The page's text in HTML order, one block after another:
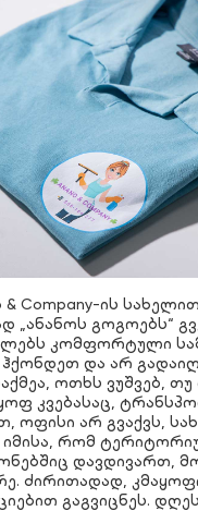
& Company-ის
„ანანოს გოგოებს“
კომფორტული
და არ
ოთხს ვუშვებ,
კვებასაც,
ოფისი არ გვაქვს,
იმისა, რომ
დავდივართ,
ძირითადად,
გაგვიცნეს.